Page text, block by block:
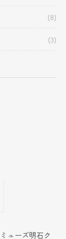
(8)
(3)
ューズ明石ク